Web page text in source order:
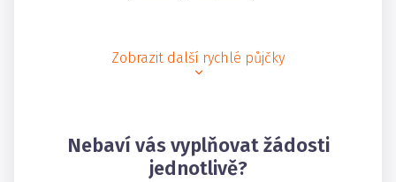
Zobrazit další rychlé půjčky
Nebaví vás vyplňovat žádosti
jednotlivě?